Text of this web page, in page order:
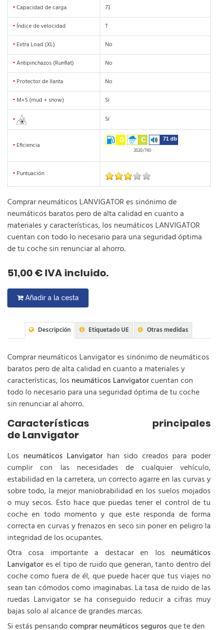
•Capacidad de carga
73
• Índice de velocidad
T
• Extra Load (XL)
No
•Antipinchazos (Runflat)
No
• Protector de llanta
No
• M+S (mud + snow) Sí
• Sí
• Eficiencia
D C 71 db
2020/740
• Puntuación
Comprar neumáticos LANVIGATOR es sinónimo de
neumáticos baratos pero de alta calidad en cuanto a
materiales y características, los neumáticos LANVIGATOR
cuentan con todo lo necesario para una seguridad óptima
de tu coche sin renunciar al ahorro.
51,00 € IVA incluido.
Añadir a la cesta
Descripción Etiquetado UE Otras medidas
Comprar neumáticos Lanvigator es sinónimo de neumáticos
baratos pero de alta calidad en cuanto a materiales y
características, los neumáticos Lanvigatorcuentan con
todo lo necesario para una seguridad óptima de tu coche
sin renunciar al ahorro.
Características principales
de Lanvigator
Los neumáticos Lanvigator han sido creados para poder
cumplir con las necesidades de cualquier vehículo,
estabilidad en la carretera, un correcto agarre en las curvas y
sobre todo, la mejor maniobrabilidad en los suelos mojados
o muy secos. Esto hace que puedas tener el control de tu
coche en todo momento y que este responda de forma
correcta en curvas y frenazos en seco sin poner en peligro la
integridad de los ocupantes.
Otra cosa importante a destacar en los neumáticos
Lanvigatores el tipo de ruido que generan, tanto dentro del
coche como fuera de él, que puede hacer que tus viajes no
sean tan cómodos como imaginabas. La tasa de ruido de las
ruedas Lanvigator se ha conseguido reducir a cifras muy
bajas solo al alcance de grandes marcas.
Si estás pensandocomprar neumáticos segurosque te den